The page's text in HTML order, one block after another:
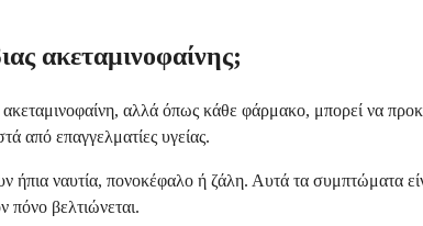
ακεταμινοφαίνης;
αλλά όπως κάθε φάρμακο, μπορεί να
από επαγγελματίες υγείας.
ήπια ναυτία, πονοκέφαλο ή ζάλη. Αυτά τα συμπτώματα
βελτιώνεται.